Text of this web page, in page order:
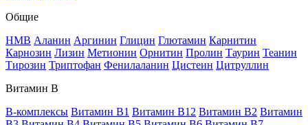
Общие
HMB Аланин Аргинин Глицин Глютамин Карнитин
Карнозин Лизин Метионин Орнитин Пролин Таурин Теанин
Тирозин Триптофан Фенилаланин Цистеин Цитруллин
Витамин В
B-комплексы Витамин B1 Витамин B12 Витамин B2 Витамин